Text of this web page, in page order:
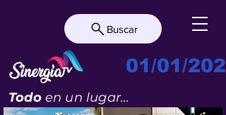
Buscar
01/01/
Todoen un lugar...